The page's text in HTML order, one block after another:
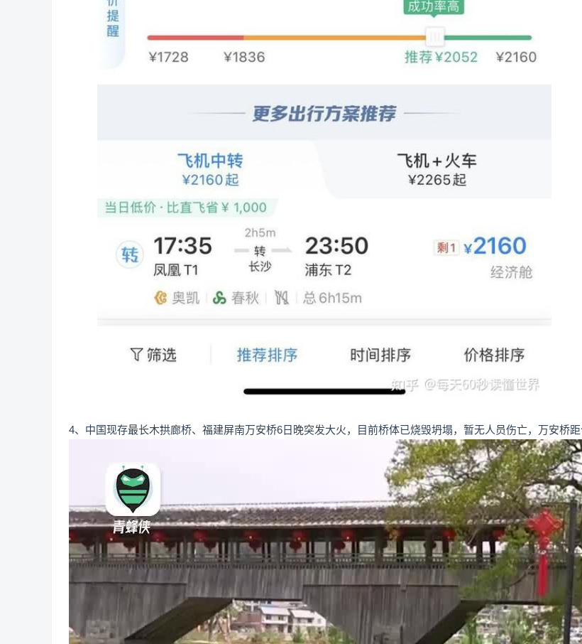
4、中国现存最长木拱廊桥、福建屏南万安桥6日晚突发大火，目前桥体已烧毁坍塌，暂无人员伤亡，万安桥